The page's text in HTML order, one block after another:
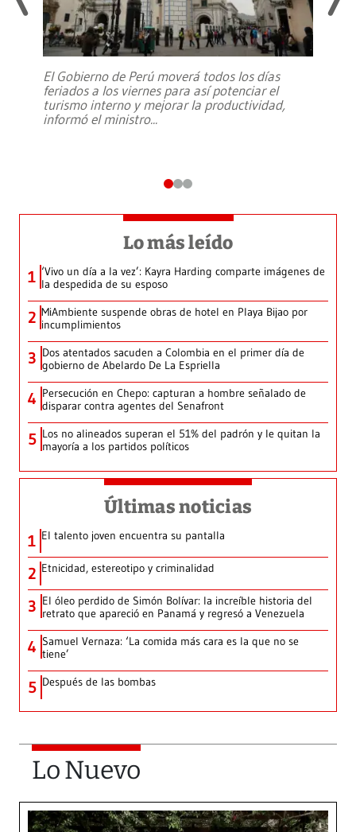
El Gobierno de Perú moverá todos los días
feriados a los viernes para así potenciar el
turismo interno y mejorar la productividad,
informó el ministro...
Lo más leído
1 ‘Vivo un día a la vez’: Kayra Harding comparte imágenes de
la despedida de su esposo
2 MiAmbiente suspende obras de hotel en Playa Bijao por
incumplimientos
3 Dos atentados sacuden a Colombia en el primer día de
gobierno de Abelardo De La Espriella
4 Persecución en Chepo: capturan a hombre señalado de
disparar contra agentes del Senafront
5 Los no alineados superan el 51% del padrón y le quitan la
mayoría a los partidos políticos
Últimas noticias
1 El talento joven encuentra su pantalla​
2 Etnicidad, estereotipo y criminalidad
3 El óleo perdido de Simón Bolívar: la increíble historia del
retrato que apareció en Panamá y regresó a Venezuela
4 Samuel Vernaza: ‘La comida más cara es la que no se
tiene’
5 Después de las bombas
Lo Nuevo